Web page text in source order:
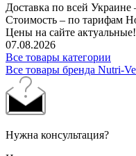
Доставка по всей Украине
Стоимость – по тарифам
Цены на сайте
07.08.2026
Все товары категории
Все товары бренда Nutri-
Нужна консультация?